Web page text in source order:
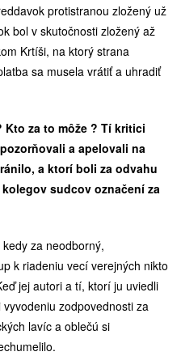
protistranou zložený už
bol v skutočnosti zložený až
Krtíši, na ktorý strana
sa musela vrátiť a uhradiť
Kto za to môže ? Tí kritici
a apelovali na
a ktorí boli za odvahu
sudcov označení za
za neodborný,
k riadeniu vecí verejných nikto
jej autori a tí, ktorí ju uviedli
zodpovednosti za
lavíc a oblečú si